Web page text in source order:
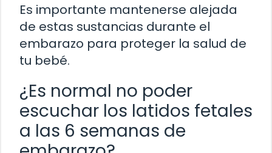
Es importante mantenerse alejada
de estas sustancias durante el
embarazo para proteger la salud de
tu bebé.
¿Es normal no poder
escuchar los latidos fetales
a las 6 semanas de